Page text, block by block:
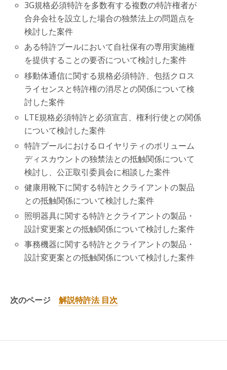
3G規格必須特許を多数有する複数の特許権者が
合弁会社を設立した場合の独禁法上の問題点を
検討した案件
ある特許プールにおいて自社保有の専用実施権
を提供することの要否について検討した案件
移動体通信に関する規格必須特許、包括クロス
ライセンスと特許権の消尽との関係について検
討した案件
LTE規格必須特許と必須宣言、権利行使との関係
について検討した案件
特許プールにおけるロイヤリティのボリューム
ディスカウントの独禁法との抵触関係について
検討し、公正取引委員会に相談した案件
健康用靴下に関する特許とクライアントの製品
との抵触関係について検討した案件
照明器具に関する特許とクライアントの製品・
設計変更案との抵触関係について検討した案件
事務機器に関する特許とクライアントの製品・
設計変更案との抵触関係について検討した案件
次のページ 解説特許法 目次